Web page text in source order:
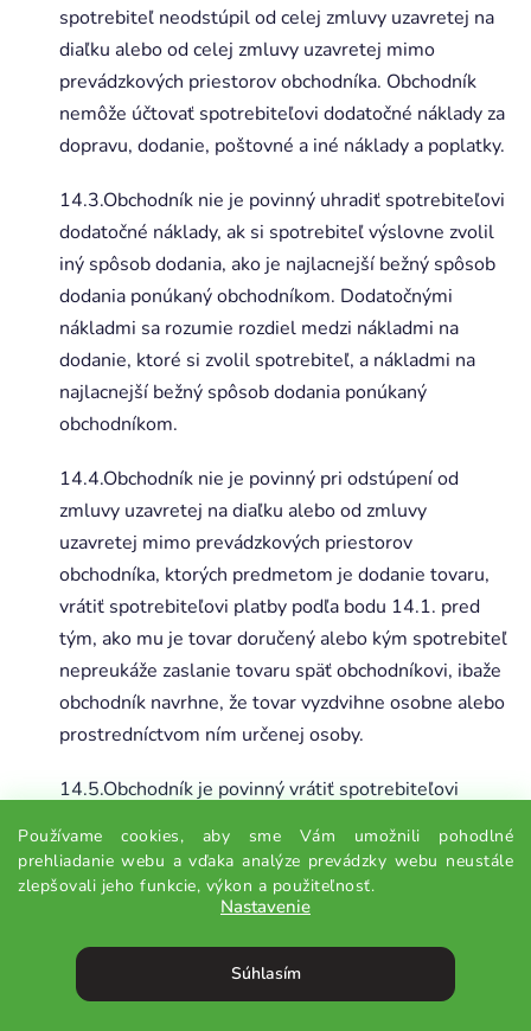
Používame cookies, aby sme Vám umožnili pohodlné
prehliadanie webu a vďaka analýze prevádzky webu neustále
zlepšovali jeho funkcie, výkon a použiteľnosť.
Nastavenie
Súhlasím
spotrebiteľ neodstúpil od celej zmluvy uzavretej na
diaľku alebo od celej zmluvy uzavretej mimo
prevádzkových priestorov obchodníka. Obchodník
nemôže účtovať spotrebiteľovi dodatočné náklady za
dopravu, dodanie, poštovné a iné náklady a poplatky.
14.3.Obchodník nie je povinný uhradiť spotrebiteľovi
dodatočné náklady, ak si spotrebiteľ výslovne zvolil
iný spôsob dodania, ako je najlacnejší bežný spôsob
dodania ponúkaný obchodníkom. Dodatočnými
nákladmi sa rozumie rozdiel medzi nákladmi na
dodanie, ktoré si zvolil spotrebiteľ, a nákladmi na
najlacnejší bežný spôsob dodania ponúkaný
obchodníkom.
14.4.Obchodník nie je povinný pri odstúpení od
zmluvy uzavretej na diaľku alebo od zmluvy
uzavretej mimo prevádzkových priestorov
obchodníka, ktorých predmetom je dodanie tovaru,
vrátiť spotrebiteľovi platby podľa bodu 14.1. pred
tým, ako mu je tovar doručený alebo kým spotrebiteľ
nepreukáže zaslanie tovaru späť obchodníkovi, ibaže
obchodník navrhne, že tovar vyzdvihne osobne alebo
prostredníctvom ním určenej osoby.
14.5.Obchodník je povinný vrátiť spotrebiteľovi
použil spotrebiteľ pri ich úhrade; tým nie je dotknuté
právo obchodníka dohodnúť sa so spotrebiteľom na
inom spôsobe úhrady, ak spotrebiteľovi nebudú v
súvislosti s úhradou účtované žiadne poplatky.
14.6.Obchodník je povinný zabezpečiť vyzdvihnutie